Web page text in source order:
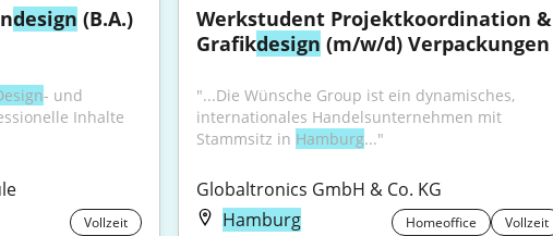
design (B.A.)
- und
Inhalte
Vollzeit
Werkstudent Projektkoordination &
Grafikdesign (m/w/d) Verpackungen
"...Die Wünsche Group ist ein dynamisches,
internationales Handelsunternehmen mit
Stammsitz in Hamburg..."
Globaltronics GmbH & Co. KG
Hamburg
Homeoffice Vollzeit